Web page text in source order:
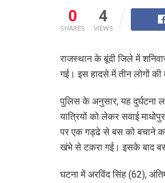
0
SHARES
4
VIEWS
राजस्थान के बूंदी जिले में
गई। इस हादसे में तीन लोगों की
पुलिस के अनुसार, यह दुर्घटना
यात्रियों को लेकर सवाई
पर एक गड्ढे से बस को बचाने
खंभे से टकरा गई। इसके बाद
घटना में अरविंद सिंह (62),